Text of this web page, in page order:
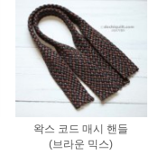
왁스 코드 매시 핸들
(브라운 믹스)